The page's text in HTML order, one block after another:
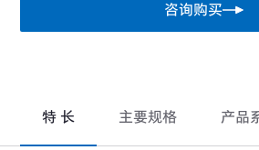
咨询购买
特 长 主要规格 产品